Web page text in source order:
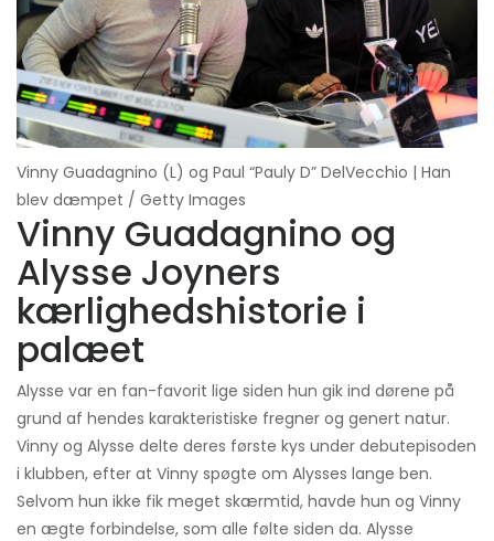
Vinny Guadagnino (L) og Paul “Pauly D” DelVecchio | Han
blev dæmpet / Getty Images
Vinny Guadagnino og
Alysse Joyners
kærlighedshistorie i
palæet
Alysse var en fan-favorit lige siden hun gik ind dørene på
grund af hendes karakteristiske fregner og genert natur.
Vinny og Alysse delte deres første kys under debutepisoden
i klubben, efter at Vinny spøgte om Alysses lange ben.
Selvom hun ikke fik meget skærmtid, havde hun og Vinny
en ægte forbindelse, som alle følte siden da. Alysse